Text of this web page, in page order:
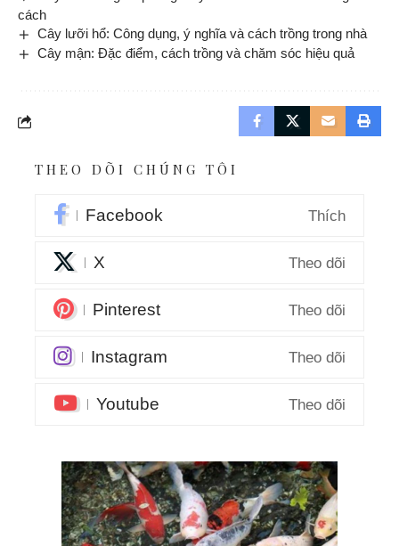
cách
Cây lưỡi hổ: Công dụng, ý nghĩa và cách trồng trong nhà
Cây mận: Đặc điểm, cách trồng và chăm sóc hiệu quả
THEO DÕI CHÚNG TÔI
Facebook Thích
X Theo dõi
Pinterest Theo dõi
Instagram Theo dõi
Youtube Theo dõi